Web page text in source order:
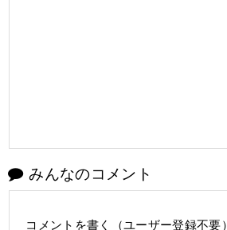
みんなのコメント
コメントを書く（ユーザー登録不要）